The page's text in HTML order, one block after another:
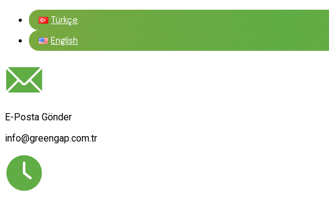
Türkçe
English
E-Posta Gönder
info@greengap.com.tr